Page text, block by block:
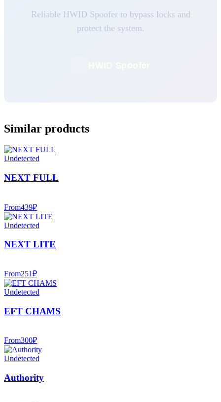
Reliable HWID Spoofer to bypass locks and
protect the system.
Similar products
Undetected
NEXT FULL
From439₽
Undetected
NEXT LITE
From251₽
Undetected
EFT CHAMS
From300₽
Undetected
Authority